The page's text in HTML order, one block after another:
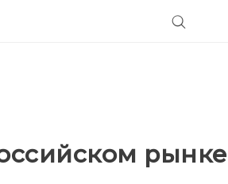
рынке